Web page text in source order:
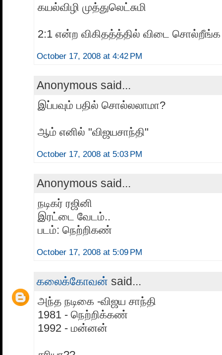
கயல்விழி முத்துலெட்சுமி
2:1 என்ற விகிதத்த்தில் விடை
October 17, 2008 at 4:42 PM
Anonymous said...
இப்பவும் பதில் சொல்லலாமா?
ஆம் எனில் "விஜயசாந்தி"
October 17, 2008 at 5:03 PM
Anonymous said...
நடிகர் ரஜினி
இரட்டை வேடம்..
படம்: நெற்றிகண்
October 17, 2008 at 5:09 PM
கலைக்கோவன் said...
அந்த நடிகை -விஜய சாந்தி
1981 - நெற்றிக்கண்
1992 - மன்னன்